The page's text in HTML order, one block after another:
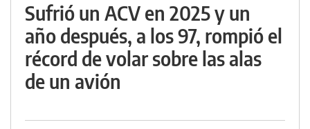
Sufrió un ACV en 2025 y un
año después, a los 97, rompió el
récord de volar sobre las alas
de un avión